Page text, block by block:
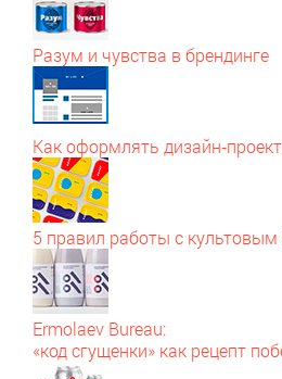
Разум и чувства в брендинге
Как оформлять
5 правил работы с
Ermolaev Bureau:
«код сгущенки» как рецепт